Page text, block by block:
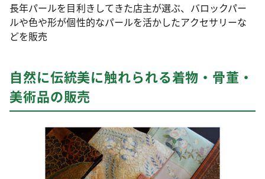
長年パールを目利きしてきた店主が選ぶ、バロックパー
ルや色や形が個性的なパールを活かしたアクセサリーな
どを販売
自然に伝統美に触れられる着物・骨董・
美術品の販売